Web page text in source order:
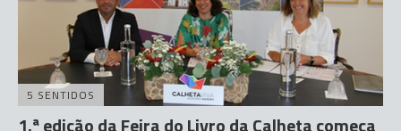
5 SENTIDOS
1.ª edição da Feira do Livro da Calheta começa